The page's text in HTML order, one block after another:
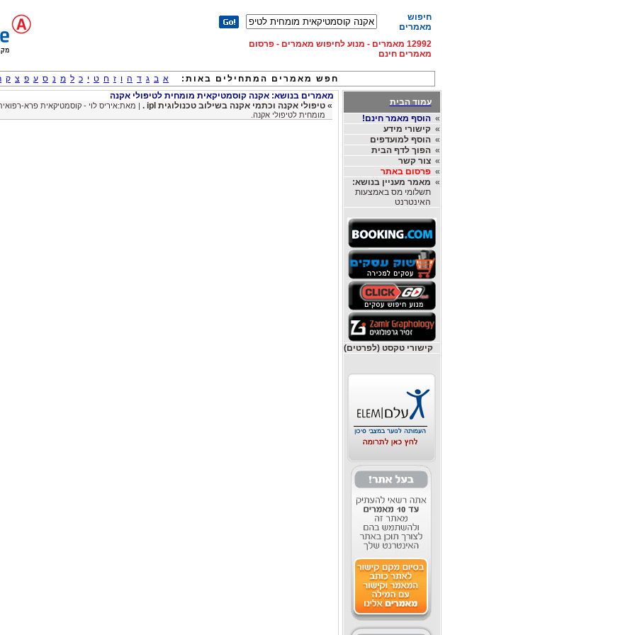
חיפוש
מאמרים
12992 מאמרים - מנוע לחיפוש מאמרים - פרסום
מאמרים חינם
חפש מאמרים המתחילים באות: א ב ג ד ה ו ז ח ט י כ ל מ נ ס ע פ צ ק
עמוד הבית
»הוסף מאמר חינם!
»קישורי מידע
»הוסף למועדפים
»הפוך לדף הבית
»צור קשר
»פרסום באתר
» מאמר מעניין בנושא:
תשלומי מס באמצעות
האינטרנט
קישורי טקסט (לפרטים)
מאמרים בנושא: אקנה קוסמטיקאית מומחית לטיפולי אקנה
» טיפולי אקנה וכתמי אקנה בשילוב טכנולוגית ipl .
| מאת:איריס לוי - קוסמטיקאית פרא-
מומחית לטיפולי אקנה.